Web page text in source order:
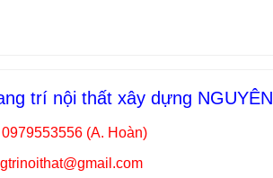
trí nội thất xây dựng NGUYÊN
0979553556 (A. Hoàn)